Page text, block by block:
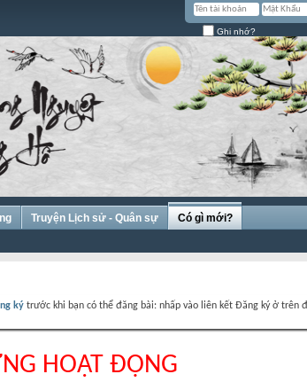
Ghi nhớ?
Truyện Lịch sử - Quân sự Có gì mới?
ký trước khi bạn có thể đăng bài: nhấp vào liên kết Đăng ký ở trên
HOẠT ĐỘNG